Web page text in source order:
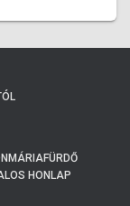
HONLAP